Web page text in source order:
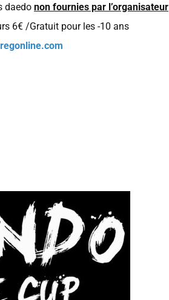
daedo non fournies par l’organisateur
6€ /Gratuit pour les -10 ans